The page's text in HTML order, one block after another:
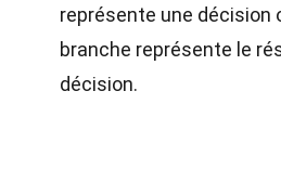
représente une décision
branche représente le
décision.